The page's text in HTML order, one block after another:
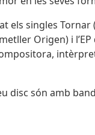
els singles Tornar
Origen) i
disc són amb